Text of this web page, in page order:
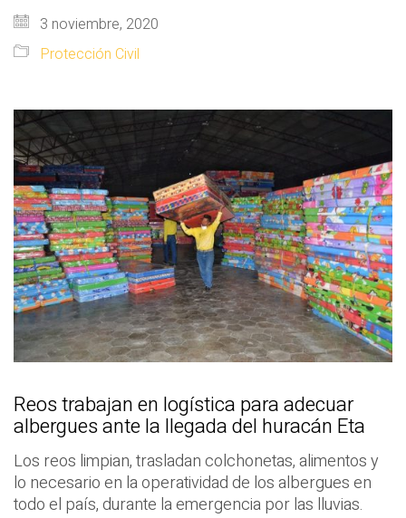
3 noviembre, 2020
Protección Civil
Reos trabajan en logística para adecuar
albergues ante la llegada del huracán Eta
Los reos limpian, trasladan colchonetas, alimentos y
lo necesario en la operatividad de los albergues en
todo el país, durante la emergencia por las lluvias.